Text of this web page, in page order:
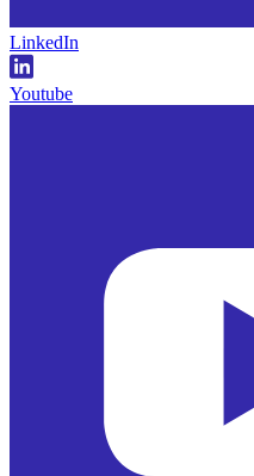
LinkedIn
Youtube